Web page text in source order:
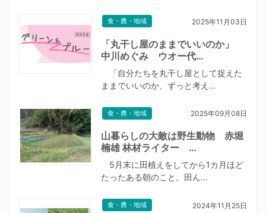
食・農・地域 2025年11月03日
「丸干し屋のままでいいのか」
中川めぐみ ウオー代…
「自分たちを丸干し屋として捉えた
ままでいいのか、ずっと考え…
食・農・地域 2025年09月08日
山暮らしの大敵は野生動物 赤堀
楠雄 林材ライター …
5月末に田植えをしてから1カ月ほど
たったある朝のこと。田ん…
食・農・地域 2024年11月25日